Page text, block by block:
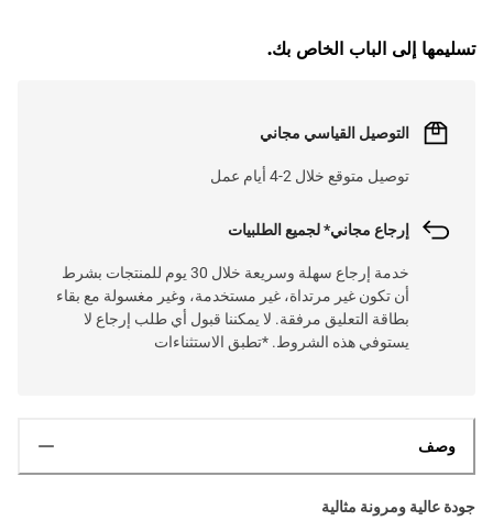
تسليمها إلى الباب الخاص بك.
التوصيل القياسي مجاني
توصيل متوقع خلال 2-4 أيام عمل
إرجاع مجاني* لجميع الطلبيات
خدمة إرجاع سهلة وسريعة خلال 30 يوم للمنتجات بشرط
أن تكون غير مرتداة، غير مستخدمة، وغير مغسولة مع بقاء
بطاقة التعليق مرفقة. لا يمكننا قبول أي طلب إرجاع لا
يستوفي هذه الشروط. *تطبق الاستثناءات
وصف
جودة عالية ومرونة مثالية